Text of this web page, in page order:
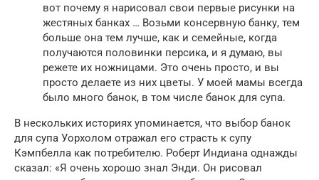
вот почему я нарисовал свои первые рисунки на
жестяных банках … Возьми консервную банку, тем
больше она тем лучше, как и семейные, когда
получаются половинки персика, и я думаю, вы
режете их ножницами. Это очень просто, и вы
просто делаете из них цветы. У моей мамы всегда
было много банок, в том числе банок для супа.
В нескольких историях упоминается, что выбор банок
для супа Уорхолом отражал его страсть к супу
Кэмпбелла как потребителю. Роберт Индиана однажды
сказал: «Я очень хорошо знал Энди. Он рисовал